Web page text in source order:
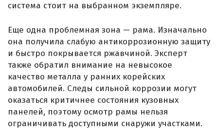
система стоит на выбранном экземпляре.
Еще одна проблемная зона — рама. Изначально
она получила слабую антикоррозионную защиту
и быстро покрывается ржавчиной. Эксперт
также обратил внимание на невысокое
качество металла у ранних корейских
автомобилей. Следы сильной коррозии могут
оказаться критичнее состояния кузовных
панелей, поэтому осмотр рамы нельзя
ограничивать доступными снаружи участками.